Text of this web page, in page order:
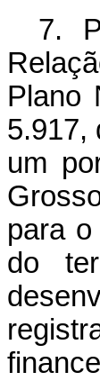
7.
Plano
5.917,
um
para
do